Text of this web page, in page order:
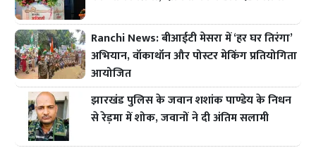
Ranchi News: बीआईटी मेसरा में ‘हर घर तिरंगा’
अभियान, वॉकाथॉन और पोस्टर मेकिंग प्रतियोगिता
आयोजित
झारखंड पुलिस के जवान शशांक पाण्डेय के निधन
से रेड़मा में शोक, जवानों ने दी अंतिम सलामी